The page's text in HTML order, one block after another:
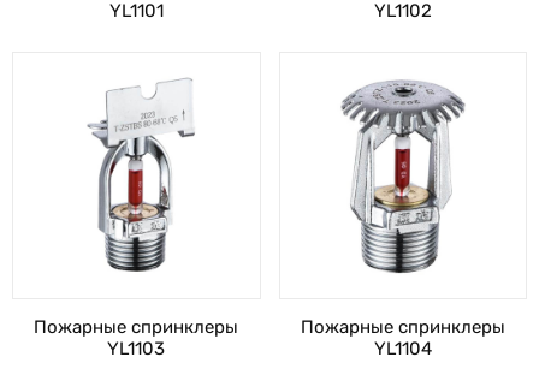
YL1101
YL1102
Пожарные спринклеры
YL1103
Пожарные спринклеры
YL1104